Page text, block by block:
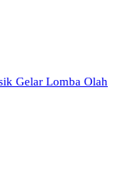
Gelar Lomba Olah